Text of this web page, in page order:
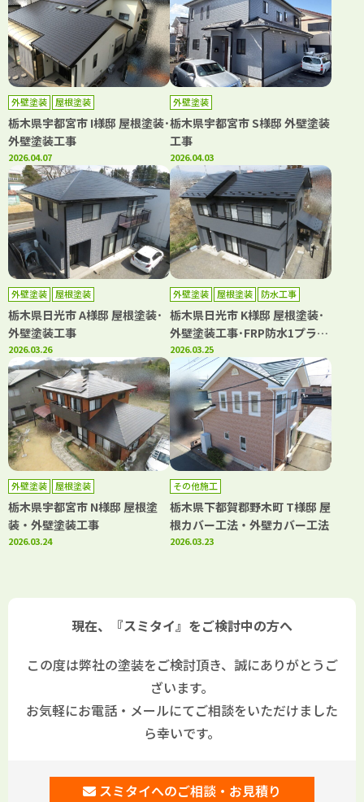
外壁塗装 屋根塗装
栃木県宇都宮市 I様邸 屋根塗装･
外壁塗装工事
2026.04.07
外壁塗装
栃木県宇都宮市 S様邸 外壁塗装
工事
2026.04.03
外壁塗装 屋根塗装
栃木県日光市 A様邸 屋根塗装･
外壁塗装工事
2026.03.26
外壁塗装 屋根塗装 防水工事
栃木県日光市 K様邸 屋根塗装･
外壁塗装工事･FRP防水1プライ
工法
2026.03.25
外壁塗装 屋根塗装
栃木県宇都宮市 N様邸 屋根塗
装・外壁塗装工事
2026.03.24
その他施工
栃木県下都賀郡野木町 T様邸 屋
根カバー工法・外壁カバー工法
2026.03.23
現在、『スミタイ』をご検討中の方へ
この度は弊社の塗装をご検討頂き、誠にありがとうご
ざいます。
お気軽にお電話・メールにてご相談をいただけました
ら幸いです。
スミタイへのご相談・お見積り